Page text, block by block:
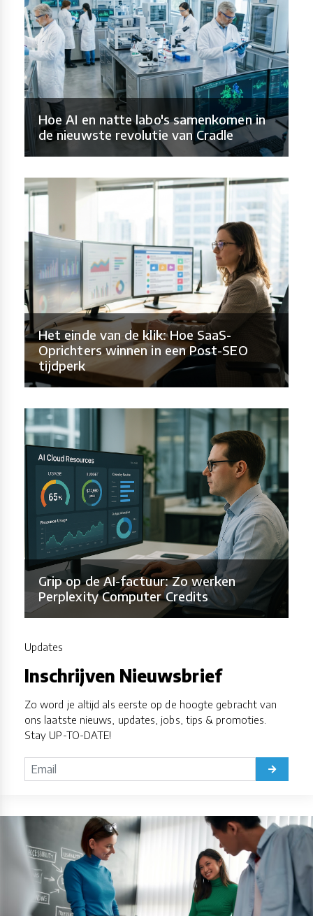
Hoe AI en natte labo's samenkomen in
de nieuwste revolutie van Cradle
Het einde van de klik: Hoe SaaS-
Oprichters winnen in een Post-SEO
tijdperk
Grip op de AI-factuur: Zo werken
Perplexity Computer Credits
Updates
Inschrijven Nieuwsbrief
Zo word je altijd als eerste op de hoogte gebracht van
ons laatste nieuws, updates, jobs, tips & promoties.
Stay UP-TO-DATE!